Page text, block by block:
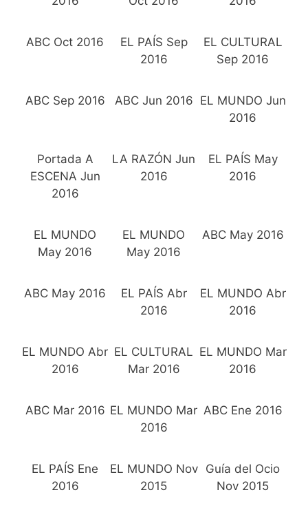
ABC Oct 2016
EL PAÍS Sep
2016
EL CULTURAL
Sep 2016
ABC Sep 2016 ABC Jun 2016 EL MUNDO Jun
2016
Portada A
ESCENA Jun
2016
LA RAZÓN Jun
2016
EL PAÍS May
2016
EL MUNDO
May 2016
EL MUNDO
May 2016
ABC May 2016
ABC May 2016
EL PAÍS Abr
2016
EL MUNDO Abr
2016
EL MUNDO Abr
2016
EL CULTURAL
Mar 2016
EL MUNDO Mar
2016
ABC Mar 2016 EL MUNDO Mar
2016
ABC Ene 2016
EL PAÍS Ene
2016
EL MUNDO Nov
2015
Guía del Ocio
Nov 2015